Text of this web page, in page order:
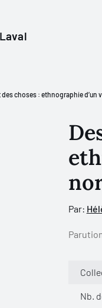
choses : ethnographie d’un
Par:
Nb.